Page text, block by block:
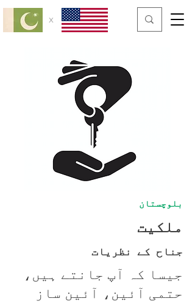
x
بلوچستان
ملکیت
جناح کے نظریات
جیسا کہ آپ جانتے ہیں،
حتمی آئین، آئین ساز